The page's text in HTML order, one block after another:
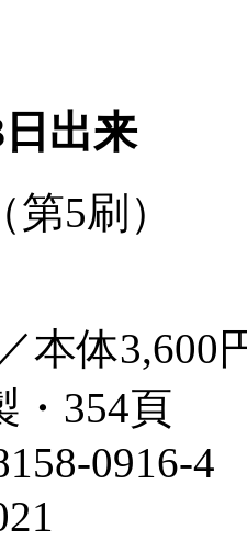
出来
第5刷）
本体3,600
・354頁
0916-4